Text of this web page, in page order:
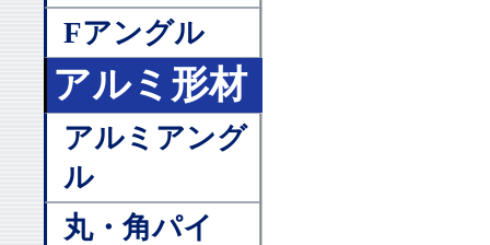
Fアングル
アルミ形材
アルミアング
ル
丸・角パイ